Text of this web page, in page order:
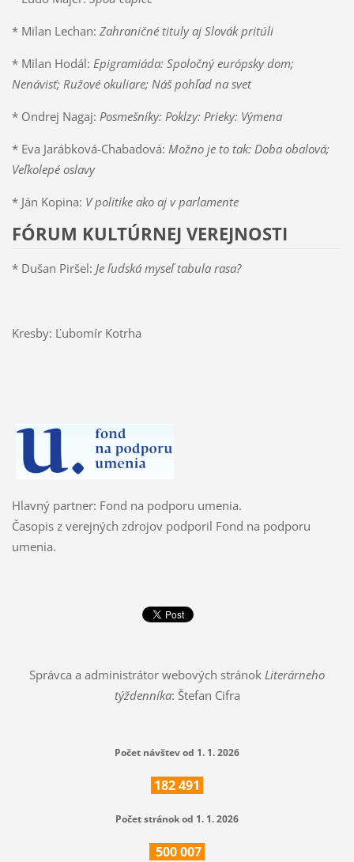
* Milan Lechan: Zahraničné tituly aj Slovák pritúli
* Milan Hodál: Epigramiáda: Spoločný európsky dom;
Nenávisť; Ružové okuliare; Náš pohľad na svet
* Ondrej Nagaj: Posmešníky: Poklzy: Prieky: Výmena
* Eva Jarábková-Chabadová: Možno je to tak: Doba obalová;
Veľkolepé oslavy
* Ján Kopina: V politike ako aj v parlamente
FÓRUM KULTÚRNEJ VEREJNOSTI
* Dušan Piršel: Je ľudská myseľ tabula rasa?
Kresby: Ľubomír Kotrha
Hlavný partner: Fond na podporu umenia.
Časopis z verejných zdrojov podporil Fond na podporu
umenia.
Správca a administrátor webových stránok Literárneho
týždenníka: Štefan Cifra
Počet návštev od 1. 1. 2026
182491
Počet stránok od 1. 1. 2026
500007